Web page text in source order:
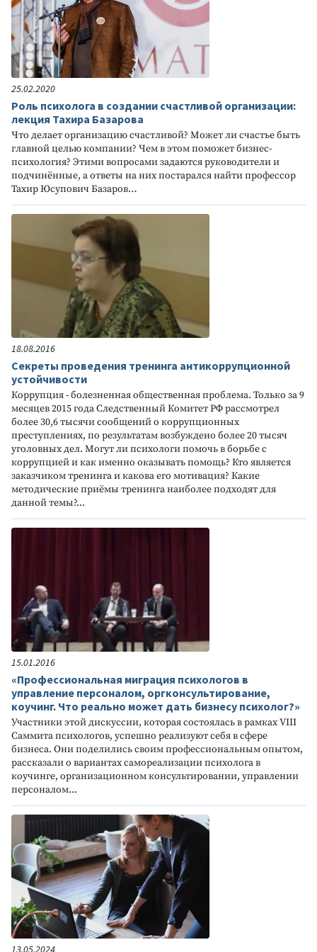
25.02.2020
Роль психолога в создании счастливой организации:
лекция Тахира Базарова
Что делает организацию счастливой? Может ли счастье быть
главной целью компании? Чем в этом поможет бизнес-
психология? Этими вопросами задаются руководители и
подчинённые, а ответы на них постарался найти профессор
Тахир Юсупович Базаров…
18.08.2016
Секреты проведения тренинга антикоррупционной
устойчивости
Коррупция - болезненная общественная проблема. Только за 9
месяцев 2015 года Следственный Комитет РФ рассмотрел
более 30,6 тысячи сообщений о коррупционных
преступлениях, по результатам возбуждено более 20 тысяч
уголовных дел. Могут ли психологи помочь в борьбе с
коррупцией и как именно оказывать помощь? Кто является
заказчиком тренинга и какова его мотивация? Какие
методические приёмы тренинга наиболее подходят для
данной темы?...
15.01.2016
«Профессиональная миграция психологов в
управление персоналом, оргконсультирование,
коучинг. Что реально может дать бизнесу психолог?»
Участники этой дискуссии, которая состоялась в рамках VIII
Саммита психологов, успешно реализуют себя в сфере
бизнеса. Они поделились своим профессиональным опытом,
рассказали о вариантах самореализации психолога в
коучинге, организационном консультировании, управлении
персоналом...
13.05.2024